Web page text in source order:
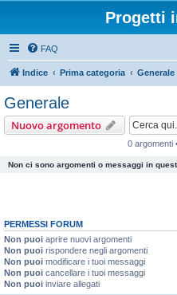
Progetti
FAQ
Indice Prima categoria Generale
Generale
Nuovo argomento
0 argomenti
Non ci sono argomenti o messaggi in
PERMESSI FORUM
Non puoi aprire nuovi argomenti
Non puoi rispondere negli argomenti
Non puoi modificare i tuoi messaggi
Non puoi cancellare i tuoi messaggi
Non puoi inviare allegati